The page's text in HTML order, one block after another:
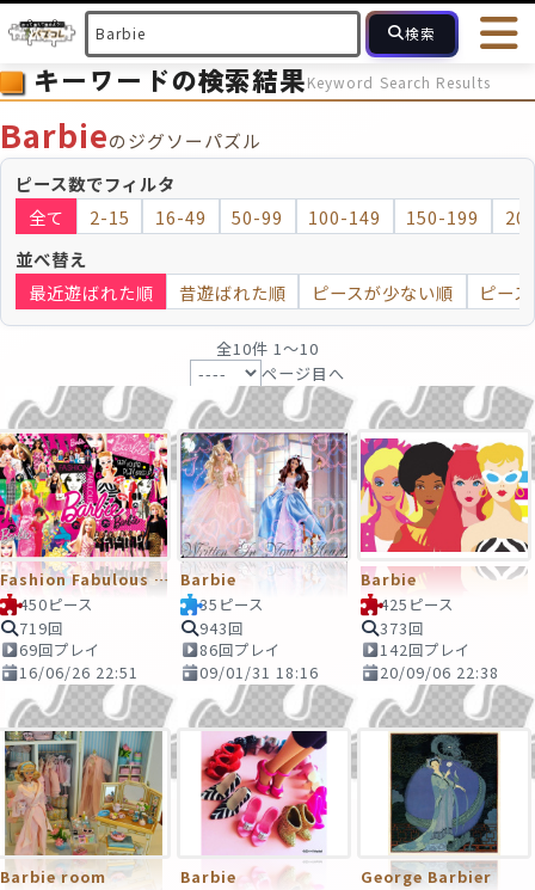
検索
HOME 会員登録
ログイン
ヘルプ
最近投稿され
ピース数 2～15 16～49 50～99 100
モザイク モザイクのみ
キーワードの検索結果Keyword Search Results
Barbieのジグソーパズル
ピース数でフィルタ
全て
2-15 16-49 50-99 100-149 150-199
並べ替え
最近遊ばれた順
昔遊ばれた順 ピースが少ない順 ピー
全10件 1〜10
ページ目へ
Fashion Fabulous Barbie
450ピース
719回
69回プレイ
16/06/26 22:51
Barbie
35ピース
943回
86回プレイ
09/01/31 18:16
Barbie
425ピース
373回
142回プレイ
20/09/06 22:38
Barbie room
Barbie
George Barbier